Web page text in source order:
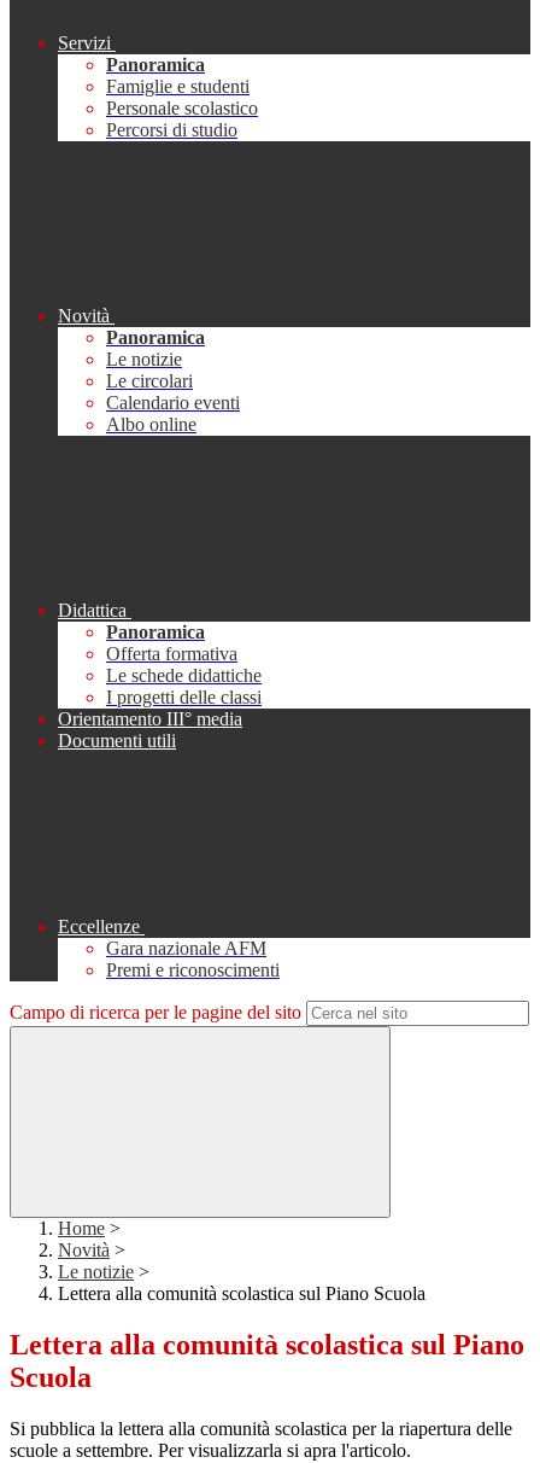
Servizi
Panoramica
Famiglie e studenti
Personale scolastico
Percorsi di studio
Novità
Panoramica
Le notizie
Le circolari
Calendario eventi
Albo online
Didattica
Panoramica
Offerta formativa
Le schede didattiche
I progetti delle classi
Orientamento III° media
Documenti utili
Eccellenze
Gara nazionale AFM
Premi e riconoscimenti
Campo di ricerca per le pagine del sito
Home >
Novità >
Le notizie >
Lettera alla comunità scolastica sul Piano Scuola
Lettera alla comunità scolastica sul Piano
Scuola
Si pubblica la lettera alla comunità scolastica per la riapertura delle
scuole a settembre. Per visualizzarla si apra l'articolo.